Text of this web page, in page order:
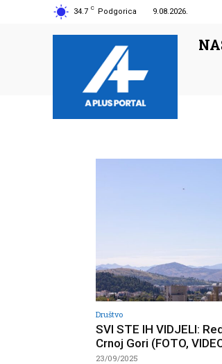
34.7 C Podgorica 9.08.2026.
Društvo
SVI STE IH VIDJELI:
Crnoj Gori (FOTO,
23/09/2025